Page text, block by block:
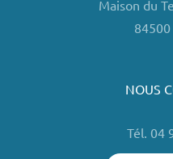
Maison du
84500
NOUS
Tél. 04